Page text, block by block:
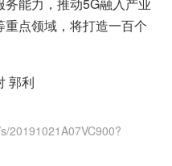
点领域，将打造一百个
郭利
20191021A07VC900?